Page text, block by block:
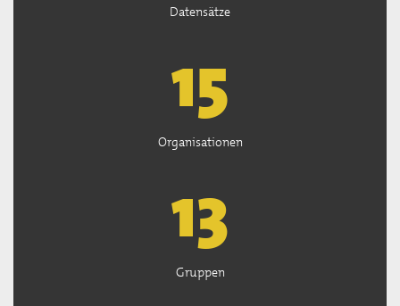
Datensätze
15
Organisationen
13
Gruppen